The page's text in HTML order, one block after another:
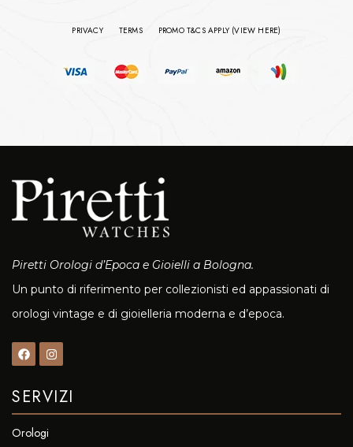
PRIVACY TERMS PROMO T&CS APPLY (VIEW HERE)
Piretti Orologi d’Epoca e Gioielli a Bologna.
Un punto di riferimento per collezionisti ed appassionati di
orologi vintage e di gioielleria moderna e d’epoca.
SERVIZI
Orologi